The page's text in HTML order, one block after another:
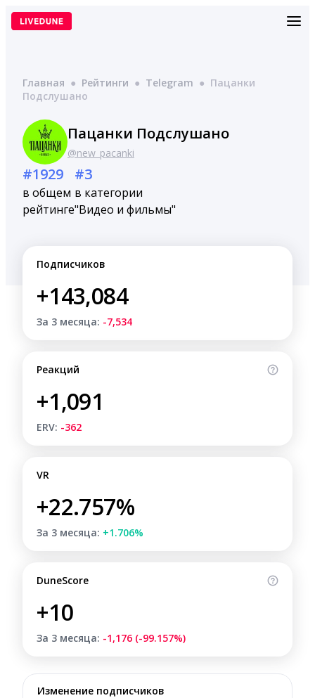
Перейти
Главная ● Рейтинги ● Telegram ● Пацанки
Подслушано
Пацанки Подслушано
@new_pacanki
#1929
в общем
рейтинге
#3
в категории
"Видео и фильмы"
Подписчиков
+143,084
За 3 месяца: -7,534
Реакций
+1,091
ERV: -362
VR
+22.757%
За 3 месяца: +1.706%
DuneScore
+10
За 3 месяца: -1,176 (-99.157%)
Изменение подписчиков